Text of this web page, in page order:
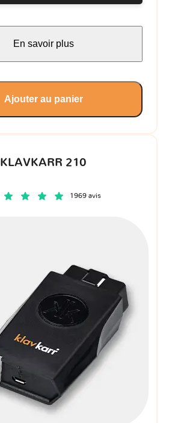
KLAVKARR 210
1969 avis
En savoir plus
Ajouter au panier